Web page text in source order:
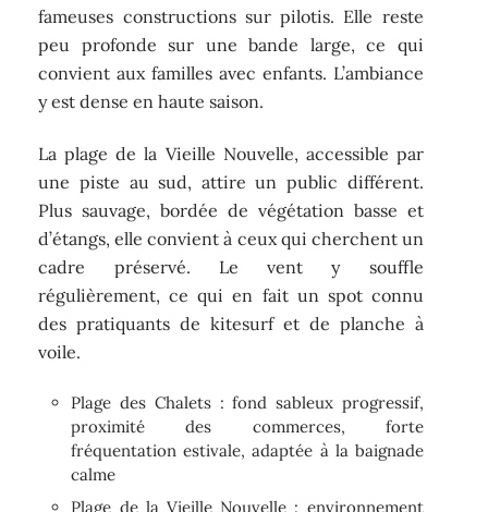
fameuses constructions sur pilotis. Elle reste
peu profonde sur une bande large, ce qui
convient aux familles avec enfants. L’ambiance
y est dense en haute saison.
La plage de la Vieille Nouvelle, accessible par
une piste au sud, attire un public différent.
Plus sauvage, bordée de végétation basse et
d’étangs, elle convient à ceux qui cherchent un
cadre préservé. Le vent y souffle
régulièrement, ce qui en fait un spot connu
des pratiquants de kitesurf et de planche à
voile.
Plage des Chalets : fond sableux progressif,
proximité des commerces, forte
fréquentation estivale, adaptée à la baignade
calme
Plage de la Vieille Nouvelle : environnement